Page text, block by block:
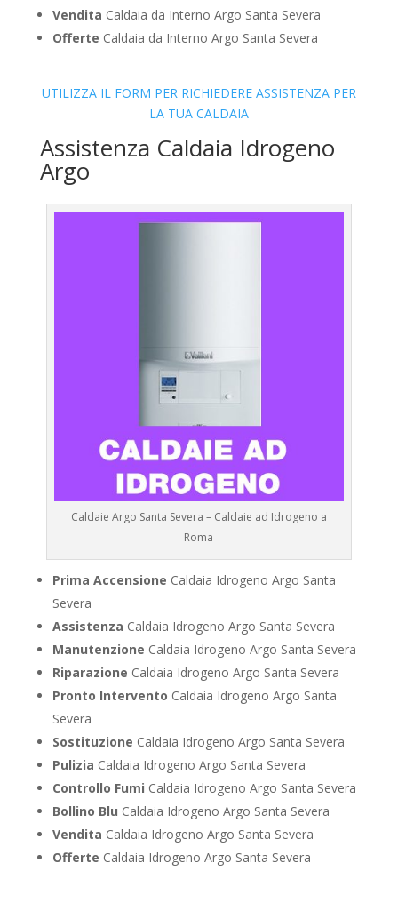
Vendita Caldaia da Interno Argo Santa Severa
Offerte Caldaia da Interno Argo Santa Severa
UTILIZZA IL FORM PER RICHIEDERE ASSISTENZA PER
LA TUA CALDAIA
Assistenza Caldaia Idrogeno
Argo
Caldaie Argo Santa Severa – Caldaie ad Idrogeno a
Roma
Prima Accensione Caldaia Idrogeno Argo Santa
Severa
Assistenza Caldaia Idrogeno Argo Santa Severa
Manutenzione Caldaia Idrogeno Argo Santa Severa
Riparazione Caldaia Idrogeno Argo Santa Severa
Pronto Intervento Caldaia Idrogeno Argo Santa
Severa
Sostituzione Caldaia Idrogeno Argo Santa Severa
Pulizia Caldaia Idrogeno Argo Santa Severa
Controllo Fumi Caldaia Idrogeno Argo Santa Severa
Bollino Blu Caldaia Idrogeno Argo Santa Severa
Vendita Caldaia Idrogeno Argo Santa Severa
Offerte Caldaia Idrogeno Argo Santa Severa